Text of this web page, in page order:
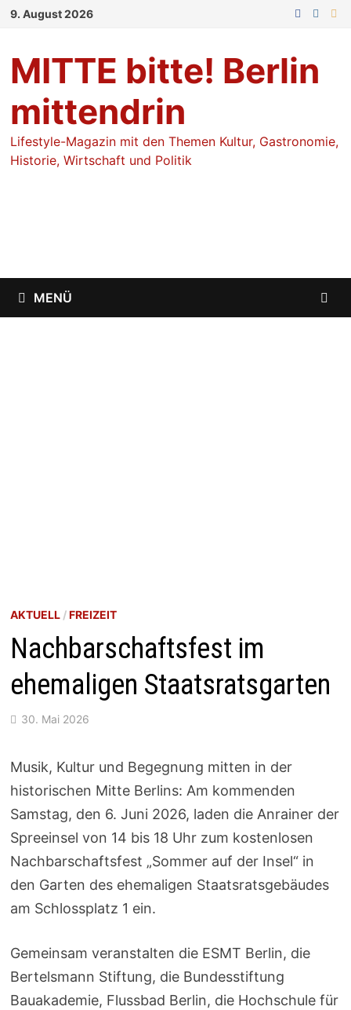
Zum
9. August 2026
MITTE bitte! Berlin
mittendrin
Lifestyle-Magazin mit den Themen Kultur, Gastronomie,
Historie, Wirtschaft und Politik
MENÜ
AKTUELL/FREIZEIT
Nachbarschaftsfest im
ehemaligen Staatsratsgarten
30. Mai 2026
Musik, Kultur und Begegnung mitten in der
historischen Mitte Berlins: Am kommenden
Samstag, den 6. Juni 2026, laden die Anrainer der
Spreeinsel von 14 bis 18 Uhr zum kostenlosen
Nachbarschaftsfest „Sommer auf der Insel“ in
den Garten des ehemaligen Staatsratsgebäudes
am Schlossplatz 1 ein.
Gemeinsam veranstalten die ESMT Berlin, die
Bertelsmann Stiftung, die Bundesstiftung
Bauakademie, Flussbad Berlin, die Hochschule für